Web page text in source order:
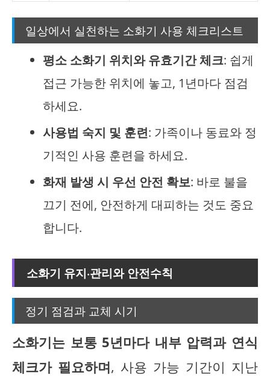
일상에서 실천하는 소화기 사용 체크리스트
평소 소화기 위치와 유효기간 체크: 쉽게
접근 가능한 위치에 놓고, 1년마다 점검
하세요.
사용법 숙지 및 훈련: 가족이나 동료와 정
기적인 사용 훈련을 하세요.
화재 발생 시 우선 안전 확보: 바로 불을
끄기 전에, 안전하게 대피하는 것도 중요
합니다.
소화기 유지·관리와 안전수칙
정기 점검과 교체 시기
소화기는 보통 5년마다 내부 압력과 연식
체크가 필요하며, 사용 가능 기간이 지난